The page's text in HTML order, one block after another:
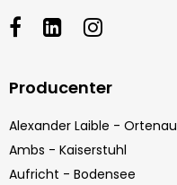
Producenter
Alexander Laible - Ortenau
Ambs - Kaiserstuhl
Aufricht - Bodensee